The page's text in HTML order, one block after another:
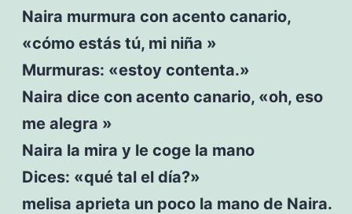
Naira murmura con acento canario,
«cómo estás tú, mi niña »
Murmuras: «estoy contenta.»
Naira dice con acento canario, «oh, eso
me alegra »
Naira la mira y le coge la mano
Dices: «qué tal el día?»
melisa aprieta un poco la mano de Naira.